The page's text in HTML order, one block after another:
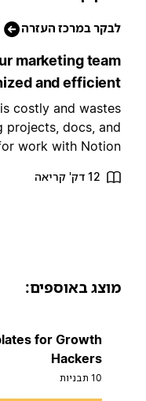
במרכז העזרה
your marketing
and
is costly and
projects, docs,
for work with
12 דק' קריאה
באוספים:
for Growth
Hackers